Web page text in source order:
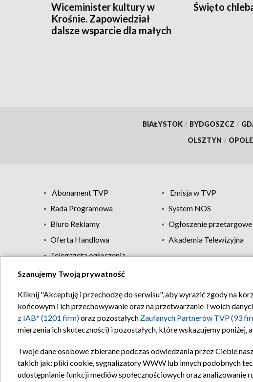
Wiceminister kultury w
Krośnie. Zapowiedział
dalsze wsparcie dla małych
Święto
BIAŁYSTOK / BYDGOSZCZ /
OLSZTYN / OPOLE
Abonament TVP Emisja w TVP
Rada Programowa
System NOS
Biuro Reklamy
Ogłoszenie przetargowe
Oferta Handlowa
Akademia Telewizyjna
Telegazeta ogłoszenia
Regulamin TVP Polityka
Szanujemy Twoją prywatność
Kliknij "Akceptuję i przechodzę do serwisu", aby wyrazić zgody na
końcowym i ich przechowywanie oraz na przetwarzanie Twoich
z IAB* (1201 firm)oraz pozostałych Zaufanych Partnerów TVP (93
mierzenia ich skuteczności) i pozostałych, które wskazujemy
Twoje dane osobowe zbierane podczas odwiedzania przez Ciebie
takich jak: pliki cookie, sygnalizatory WWW lub innych podobnych
udostępnianie funkcji mediów społecznościowych oraz analizowanie